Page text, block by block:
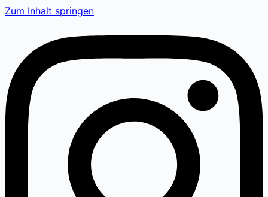
Zum Inhalt springen